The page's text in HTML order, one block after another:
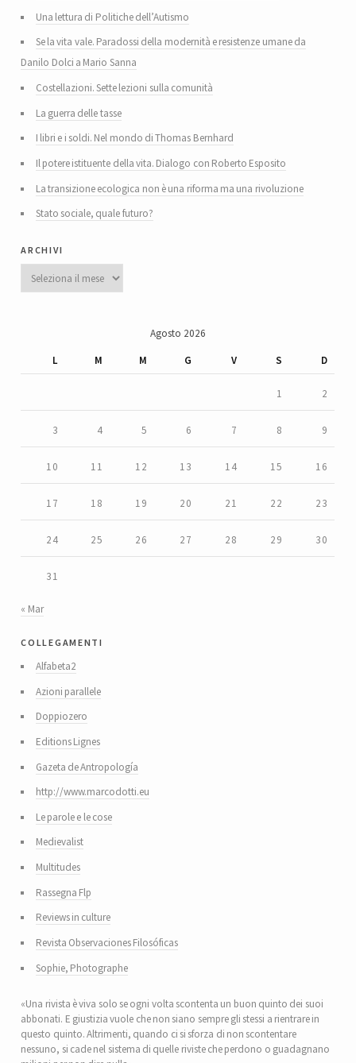
Una lettura di Politiche dell’Autismo
Se la vita vale. Paradossi della modernità e resistenze umane da
Danilo Dolci a Mario Sanna
Costellazioni. Sette lezioni sulla comunità
La guerra delle tasse
I libri e i soldi. Nel mondo di Thomas Bernhard
Il potere istituente della vita. Dialogo con Roberto Esposito
La transizione ecologica non è una riforma ma una rivoluzione
Stato sociale, quale futuro?
archivi
Agosto 2026
L
M M G V S D
1 2
3 4 5 6 7 8 9
10 11 12 13 14 15 16
17 18 19 20 21 22 23
24 25 26 27 28 29 30
31
« Mar
collegamenti
Alfabeta2
Azioni parallele
Doppiozero
Editions Lignes
Gazeta de Antropología
http://www.marcodotti.eu
Le parole e le cose
Medievalist
Multitudes
Rassegna Flp
Reviews in culture
Revista Observaciones Filosóficas
Sophie, Photographe
«Una rivista è viva solo se ogni volta scontenta un buon quinto dei suoi
abbonati. E giustizia vuole che non siano sempre gli stessi a rientrare in
questo quinto. Altrimenti, quando ci si sforza di non scontentare
nessuno, si cade nel sistema di quelle riviste che perdono o guadagnano